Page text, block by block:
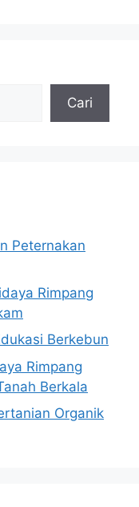
Cari
Peternakan
Rimpang
Berkebun
Rimpang
Berkala
Organik